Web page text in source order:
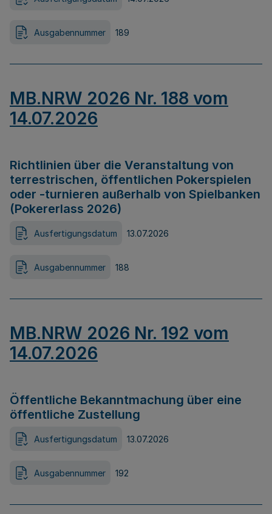
Ausgabennummer 189
MB.NRW 2026 Nr. 188 vom
14.07.2026
Richtlinien über die Veranstaltung von
terrestrischen, öffentlichen Pokerspielen
oder -turnieren außerhalb von Spielbanken
(Pokererlass 2026)
Ausfertigungsdatum 13.07.2026
Ausgabennummer 188
MB.NRW 2026 Nr. 192 vom
14.07.2026
Öffentliche Bekanntmachung über eine
öffentliche Zustellung
Ausfertigungsdatum 13.07.2026
Ausgabennummer 192